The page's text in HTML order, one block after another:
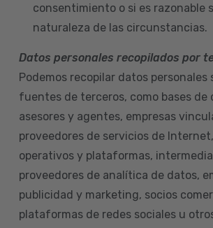
consentimiento o si es razonable
naturaleza de las circunstancias.
Datos personales recopilados por
Podemos recopilar datos personales
fuentes de terceros, como bases de
asesores y agentes, empresas
proveedores de servicios de
operativos y plataformas,
proveedores de analítica de datos,
publicidad y marketing, socios
plataformas de redes sociales u